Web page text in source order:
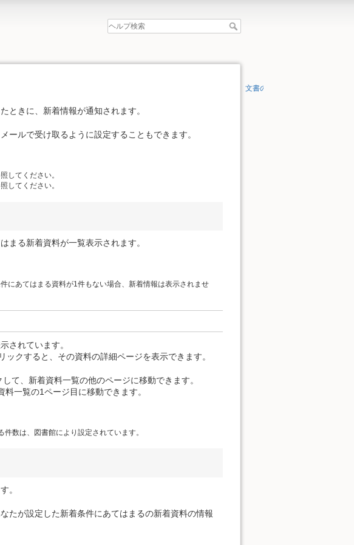
ときに、新着情報が通知されます。
ールで受け取るように設定することもできます。
してください。
してください。
まる新着資料が一覧表示されます。
にあてはまる資料が1件もない場合、新着情報は表示されませ
されています。
クすると、その資料の詳細ページを表示できます。
て、新着資料一覧の他のページに移動できます。
一覧の1ページ目に移動できます。
数は、図書館により設定されています。
。
たが設定した新着条件にあてはまるの新着資料の情報
文書の先頭へ